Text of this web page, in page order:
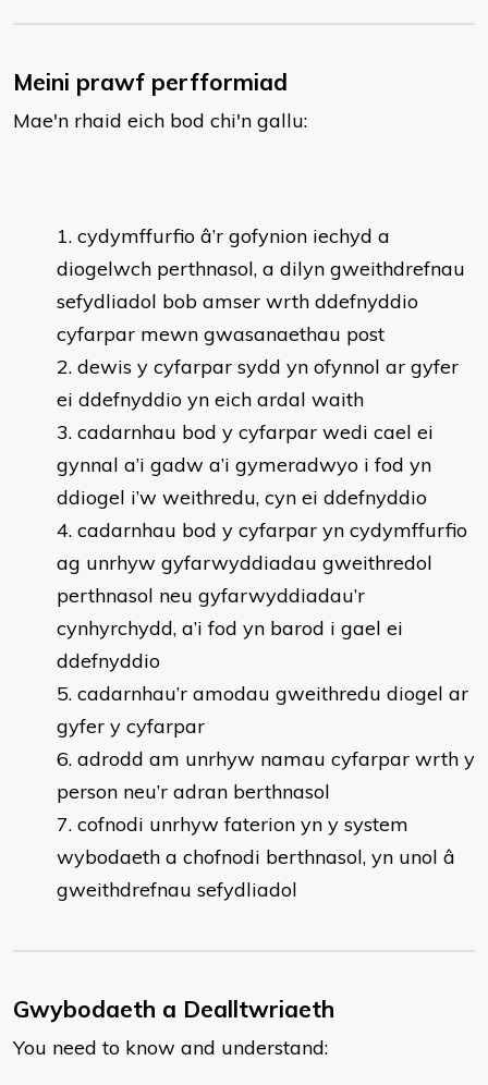
Meini prawf perfformiad
Mae'n rhaid eich bod chi'n gallu:
cydymffurfio â’r gofynion iechyd a
diogelwch perthnasol, a dilyn gweithdrefnau
sefydliadol bob amser wrth ddefnyddio
cyfarpar mewn gwasanaethau post
dewis y cyfarpar sydd yn ofynnol ar gyfer
ei ddefnyddio yn eich ardal waith
cadarnhau bod y cyfarpar wedi cael ei
gynnal a’i gadw a’i gymeradwyo i fod yn
ddiogel i’w weithredu, cyn ei ddefnyddio
cadarnhau bod y cyfarpar yn cydymffurfio
ag unrhyw gyfarwyddiadau gweithredol
perthnasol neu gyfarwyddiadau’r
cynhyrchydd, a’i fod yn barod i gael ei
ddefnyddio
cadarnhau’r amodau gweithredu diogel ar
gyfer y cyfarpar
adrodd am unrhyw namau cyfarpar wrth y
person neu’r adran berthnasol
cofnodi unrhyw faterion yn y system
wybodaeth a chofnodi berthnasol, yn unol â
gweithdrefnau sefydliadol
Gwybodaeth a Dealltwriaeth
You need to know and understand: